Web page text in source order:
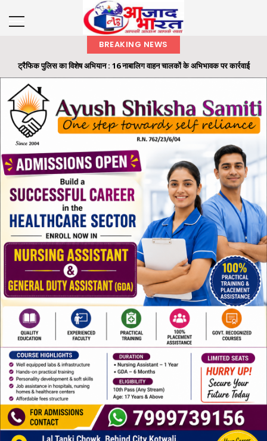
BREAKING NEWS
ट्रैफिक पुलिस का विशेष अभियान : 16 नाबालिग वाहन चालकों के अभिभावक पर कार्रवाई
रायगढ़ में 32 लाख की ट्रांसपोर्ट कंपनी धोखाधड़ी का फरार आरोपी गिरफ्तार, 'ऑपरेशन क्लीन
हंट' के तहत...
समाज के अंतिम व्यक्ति तक पहुंचे शासन की योजनाओं का लाभ: राज्यपाल श्री रमेन डेका
राज्यपाल ने ‘एक पेड़ मां के नाम’ अभियान के तहत कलेक्टोरेट परिसर में लगाया बादाम का पौधा
मैकेनाइज्ड इन्फैंट्री रेजिमेंट का मिशन निरंतर मिलाप कार्यक्रम आयोजित